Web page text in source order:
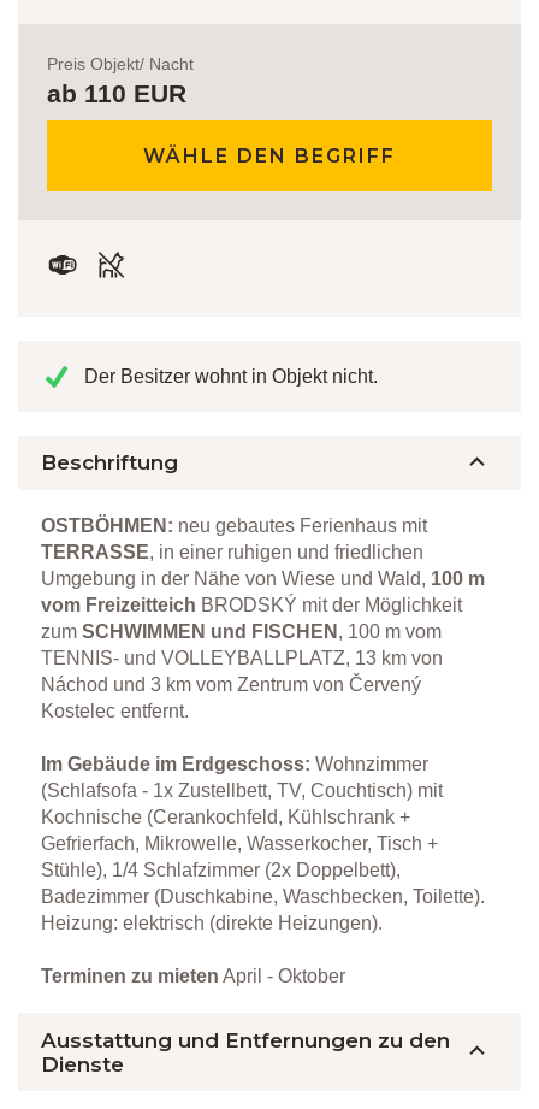
Preis Objekt/ Nacht
ab 110 EUR
WÄHLE DEN BEGRIFF
Der Besitzer wohnt in Objekt nicht.
Beschriftung
OSTBÖHMEN: neu gebautes Ferienhaus mit
TERRASSE, in einer ruhigen und friedlichen
Umgebung in der Nähe von Wiese und Wald, 100 m
vom Freizeitteich BRODSKÝ mit der Möglichkeit
zumSCHWIMMEN und FISCHEN , 100 m vom
TENNIS- und VOLLEYBALLPLATZ, 13 km von
Náchod und 3 km vom Zentrum von Červený
Kostelec entfernt.
Im Gebäude im Erdgeschoss: Wohnzimmer
(Schlafsofa - 1x Zustellbett, TV, Couchtisch) mit
Kochnische (Cerankochfeld, Kühlschrank +
Gefrierfach, Mikrowelle, Wasserkocher, Tisch +
Stühle), 1/4 Schlafzimmer (2x Doppelbett),
Badezimmer (Duschkabine, Waschbecken, Toilette).
Heizung: elektrisch (direkte Heizungen).
Terminen zu mieten April - Oktober
Ausstattung und Entfernungen zu den
Dienste